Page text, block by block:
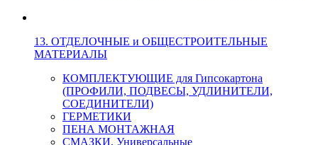
13. ОТДЕЛОЧНЫЕ и ОБЩЕСТРОИТЕЛЬНЫЕ
МАТЕРИАЛЫ
КОМПЛЕКТУЮЩИЕ для Гипсокартона
(ПРОФИЛИ, ПОДВЕСЫ, УДЛИНИТЕЛИ,
СОЕДИНИТЕЛИ)
ГЕРМЕТИКИ
ПЕНА МОНТАЖНАЯ
СМАЗКИ, Универсальные